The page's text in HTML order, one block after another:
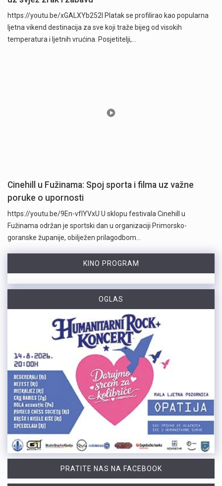
https://youtu.be/xGALXYb252I Platak se profilirao kao popularna
ljetna vikend destinacija za sve koji traže bijeg od visokih
temperatura i ljetnih vrućina. Posjetitelji,…
Cinehill u Fužinama: Spoj sporta i filma uz važne
poruke o upornosti
https://youtu.be/9En-vfIYVxU U sklopu festivala Cinehill u
Fužinama održan je sportski dan u organizaciji Primorsko-
goranske županije, obilježen prilagodbom…
KINO PROGRAM
OGLAS
PRATITE NAS NA FACEBOOK